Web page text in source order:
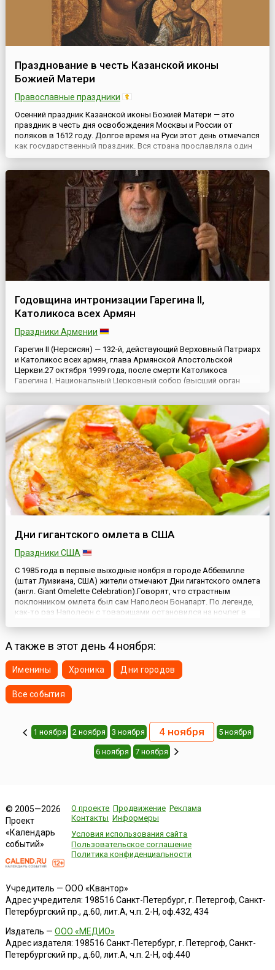
Празднование в честь Казанской иконы
Божией Матери
Православные праздники
Осенний праздник Казанской иконы Божией Матери — это
праздник в честь дня освобождения Москвы и России от
поляков в 1612 году. Долгое время на Руси этот день отмечался
как государственный праздник. Вся страна прославляла один
из самых любимых Казанский образ Богородицы, которая
Смутного времени.В 1737 году чтимый образ Казанской иконы
Годовщина интронизации Гарегина II,
Католикоса всех Армян
Праздники Армении
Гарегин II (Нерсисян) — 132-й, действующий Верховный Патриарх
и Католикос всех армян, глава Армянской Апостольской
Церкви.27 октября 1999 года, после смерти Католикоса
Гарегина I, Национальный Церковный собор (высший орган
управления) Армянской Апостольской Церкви избрал
Католикосом всех армян. Гарегин II Нерсисян был рукоположен
в сан и помаз...
Дни гигантского омлета в США
Праздники США
С 1985 года в первые выходные ноября в городе Аббевилле
(штат Луизиана, США) жители отмечают Дни гигантского омлета
(англ. Giant Omelette Celebration).Говорят, что страстным
поклонником омлета был сам Наполеон Бонапарт. По легенде,
как-то раз Наполеон с товарищами остановился на ночлег в
А также в этот день 4 ноября:
Именины Хроника Дни городов
Все события
1 ноября 2 ноября 3 ноября 4 ноября 5 ноября
6 ноября 7 ноября
© 2005—2026
Проект
«Календарь
событий»
О проекте Продвижение Реклама
Контакты Информеры
Условия использования сайта
Пользовательское соглашение
Политика конфиденциальности
Учредитель — ООО «Квантор»
Адрес учредителя: 198516 Санкт-Петербург, г. Петергоф, Санкт-
Петербургский пр., д.60, лит.А, ч.п. 2-Н, оф.432, 434
Издатель — ООО «МЕДИО»
Адрес издателя: 198516 Санкт-Петербург, г. Петергоф, Санкт-
Петербургский пр., д.60, лит.А, ч.п. 2-Н, оф.440